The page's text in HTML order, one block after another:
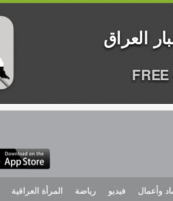
وأعمال فيديو رياضة المرأة العراقية